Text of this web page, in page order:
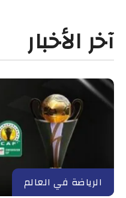
آخر الأخبار
الرياضة في العالم